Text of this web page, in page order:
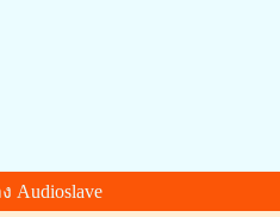
Audioslave